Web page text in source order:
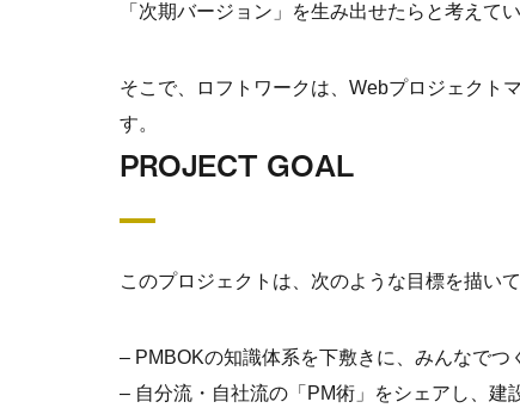
「次期バージョン」を生み出せたらと考えてい
そこで、ロフトワークは、Webプロジェクト
す。
PROJECT GOAL
このプロジェクトは、次のような目標を描いて
– PMBOKの知識体系を下敷きに、みんなでつ
– 自分流・自社流の「PM術」をシェアし、建